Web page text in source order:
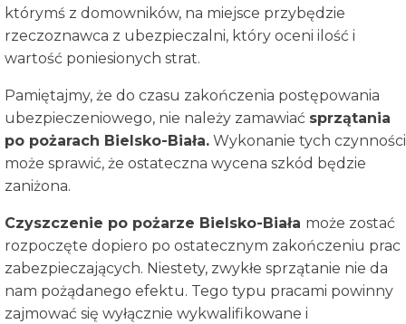
którymś z domowników, na miejsce przybędzie
rzeczoznawca z ubezpieczalni, który oceni ilość i
wartość poniesionych strat.
Pamiętajmy, że do czasu zakończenia postępowania
ubezpieczeniowego, nie należy zamawiać sprzątania
po pożarach Bielsko-Biała. Wykonanie tych czynności
może sprawić, że ostateczna wycena szkód będzie
zaniżona.
Czyszczenie po pożarze Bielsko-Biała może zostać
rozpoczęte dopiero po ostatecznym zakończeniu prac
zabezpieczających. Niestety, zwykłe sprzątanie nie da
nam pożądanego efektu. Tego typu pracami powinny
zajmować się wyłącznie wykwalifikowane i